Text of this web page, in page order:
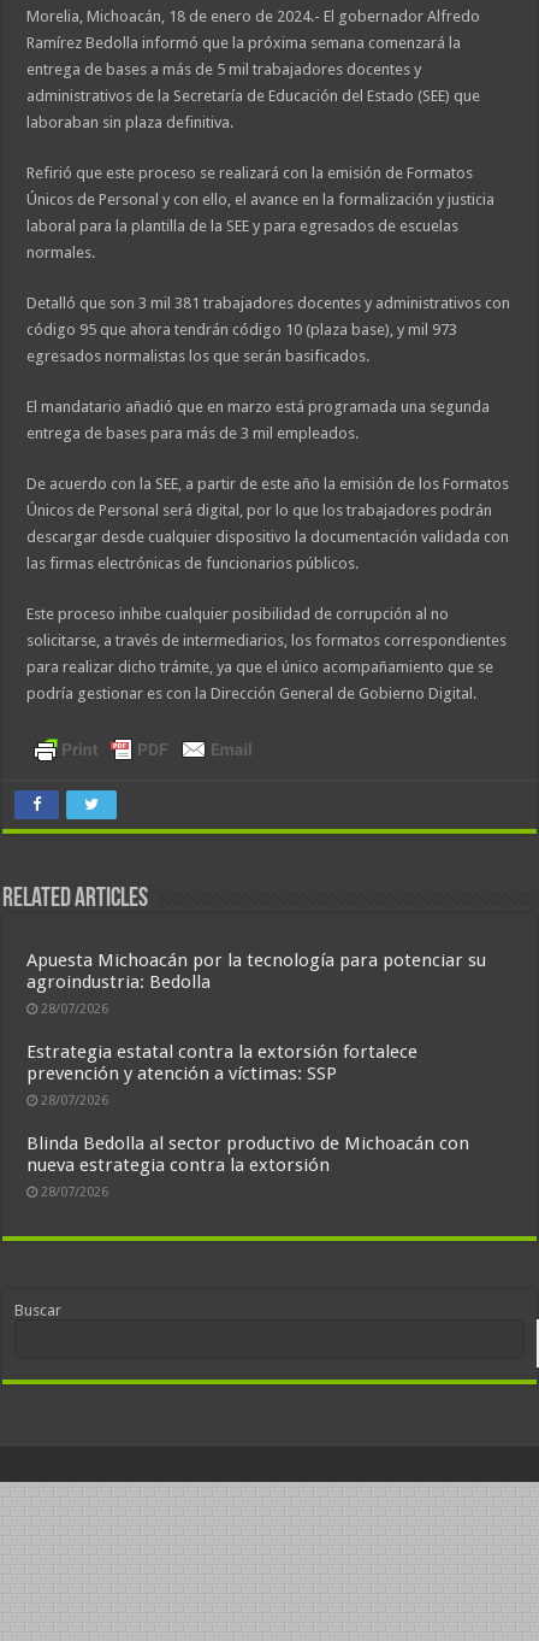
Morelia, Michoacán, 18 de enero de 2024.- El gobernador Alfredo
Ramírez Bedolla informó que la próxima semana comenzará la
entrega de bases a más de 5 mil trabajadores docentes y
administrativos de la Secretaría de Educación del Estado (SEE) que
laboraban sin plaza definitiva.
Refirió que este proceso se realizará con la emisión de Formatos
Únicos de Personal y con ello, el avance en la formalización y justicia
laboral para la plantilla de la SEE y para egresados de escuelas
normales.
Detalló que son 3 mil 381 trabajadores docentes y administrativos con
código 95 que ahora tendrán código 10 (plaza base), y mil 973
egresados normalistas los que serán basificados.
El mandatario añadió que en marzo está programada una segunda
entrega de bases para más de 3 mil empleados.
De acuerdo con la SEE, a partir de este año la emisión de los Formatos
Únicos de Personal será digital, por lo que los trabajadores podrán
descargar desde cualquier dispositivo la documentación validada con
las firmas electrónicas de funcionarios públicos.
Este proceso inhibe cualquier posibilidad de corrupción al no
solicitarse, a través de intermediarios, los formatos correspondientes
para realizar dicho trámite, ya que el único acompañamiento que se
podría gestionar es con la Dirección General de Gobierno Digital.
Related Articles
Apuesta Michoacán por la tecnología para potenciar su
agroindustria: Bedolla
28/07/2026
Estrategia estatal contra la extorsión fortalece
prevención y atención a víctimas: SSP
28/07/2026
Blinda Bedolla al sector productivo de Michoacán con
nueva estrategia contra la extorsión
28/07/2026
Buscar